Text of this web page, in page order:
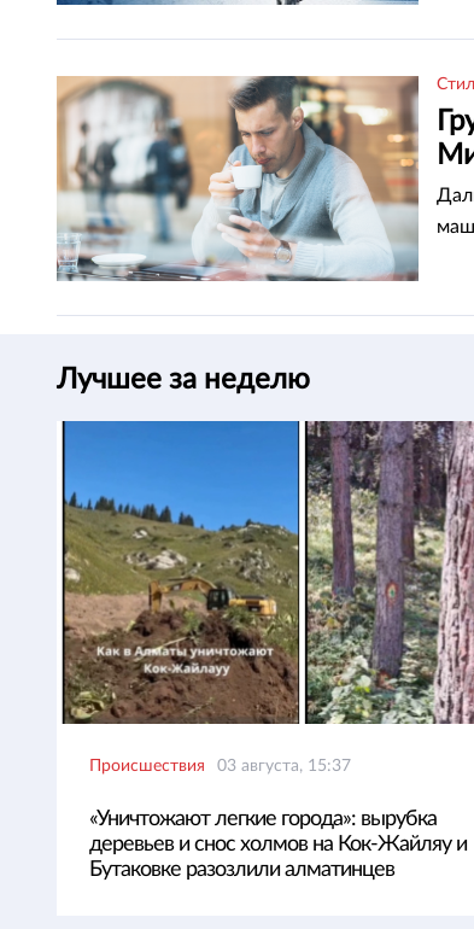
Лучшее за неделю
Происшествия 03 августа, 15:37
«Уничтожают легкие города»: вырубка
деревьев и снос холмов на Кок-Жайляу и
Бутаковке разозлили алматинцев